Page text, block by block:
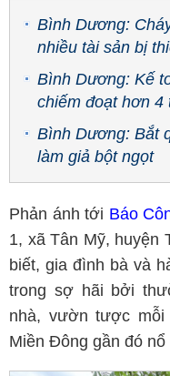
Bình Dương:
nhiều tài sản bị
Bình Dương: Kế
chiếm đoạt hơn 4
Bình Dương: Bắt
làm giả bột ngọt
Phản ánh tới Báo
1, xã Tân Mỹ, huyện
biết, gia đình bà và
trong sợ hãi bởi
nhà, vườn tược
Miền Đông gần đó nổ